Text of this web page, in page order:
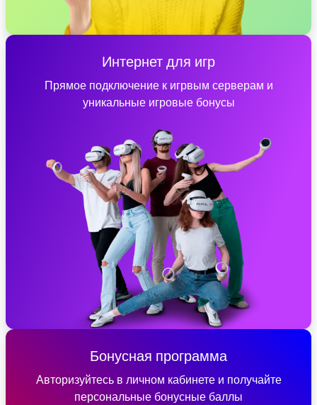
Интернет для игр
Прямое подключение к игрвым серверам и
уникальные игровые бонусы
Бонусная программа
Авторизуйтесь в личном кабинете и получайте
персональные бонусные баллы